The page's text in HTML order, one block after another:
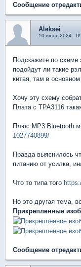
Сообщение
Aleksei
10 июня 2024 -
Подскажите по схеме
подойдут ли такие
китая, там в
Хочу эту схему
Плата с TPA3116
Плюс MP3 Bluetooth
1027740899/
Правда выяснилось
питанию от усилка,
Что то типа того
Но это другая тема,
Прикрепленные
Сообщение